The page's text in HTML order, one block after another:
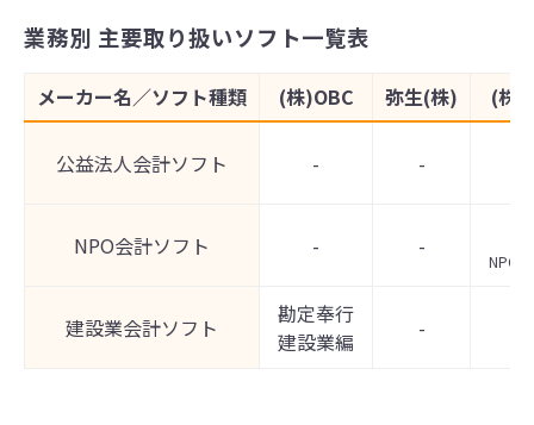
業務別 主要取り扱いソフト一覧表
メーカー名／ソフト種類 (株)OBC 弥生(株) (株)
公益法人会計ソフト - -
NPO会計ソフト - -
NPO
建設業会計ソフト
勘定奉行
建設業編
-